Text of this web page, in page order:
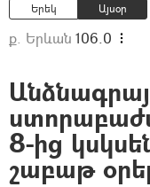
Երեկ Այսօր
ք. Երևան 106.0
8-ից
շաբաթ